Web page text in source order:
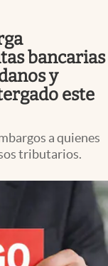
bancarias
y
este
a quienes
tributarios.